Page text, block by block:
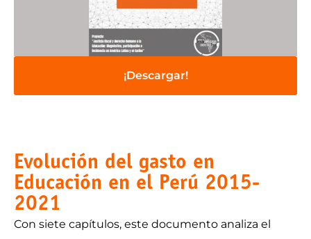
¡Descargar!
Evolución del gasto en
Educación en el Perú 2015-
2021
Con siete capítulos, este documento analiza el